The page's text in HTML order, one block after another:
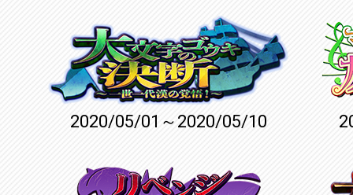
2020/05/01～2020/05/10